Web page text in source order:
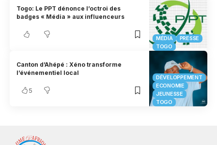
MÉDIA
PRESSE
TOGO
Togo: Le PPT dénonce l’octroi des
badges « Média » aux influenceurs
DÉVELOPPEMENT
ECONOMIE
JEUNESSE
TOGO
Canton d’Ahépé : Xéno transforme
l’événementiel local
5